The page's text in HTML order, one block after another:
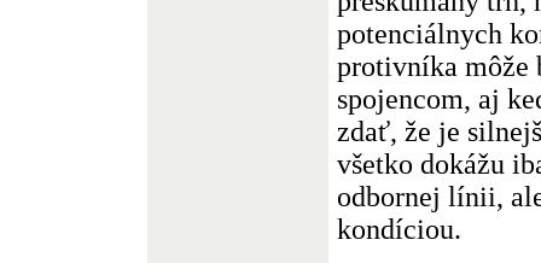
potenciálnych
protivníka môže
spojencom, aj
zdať, že je
všetko dokážu
odbornej línii,
kondíciou.